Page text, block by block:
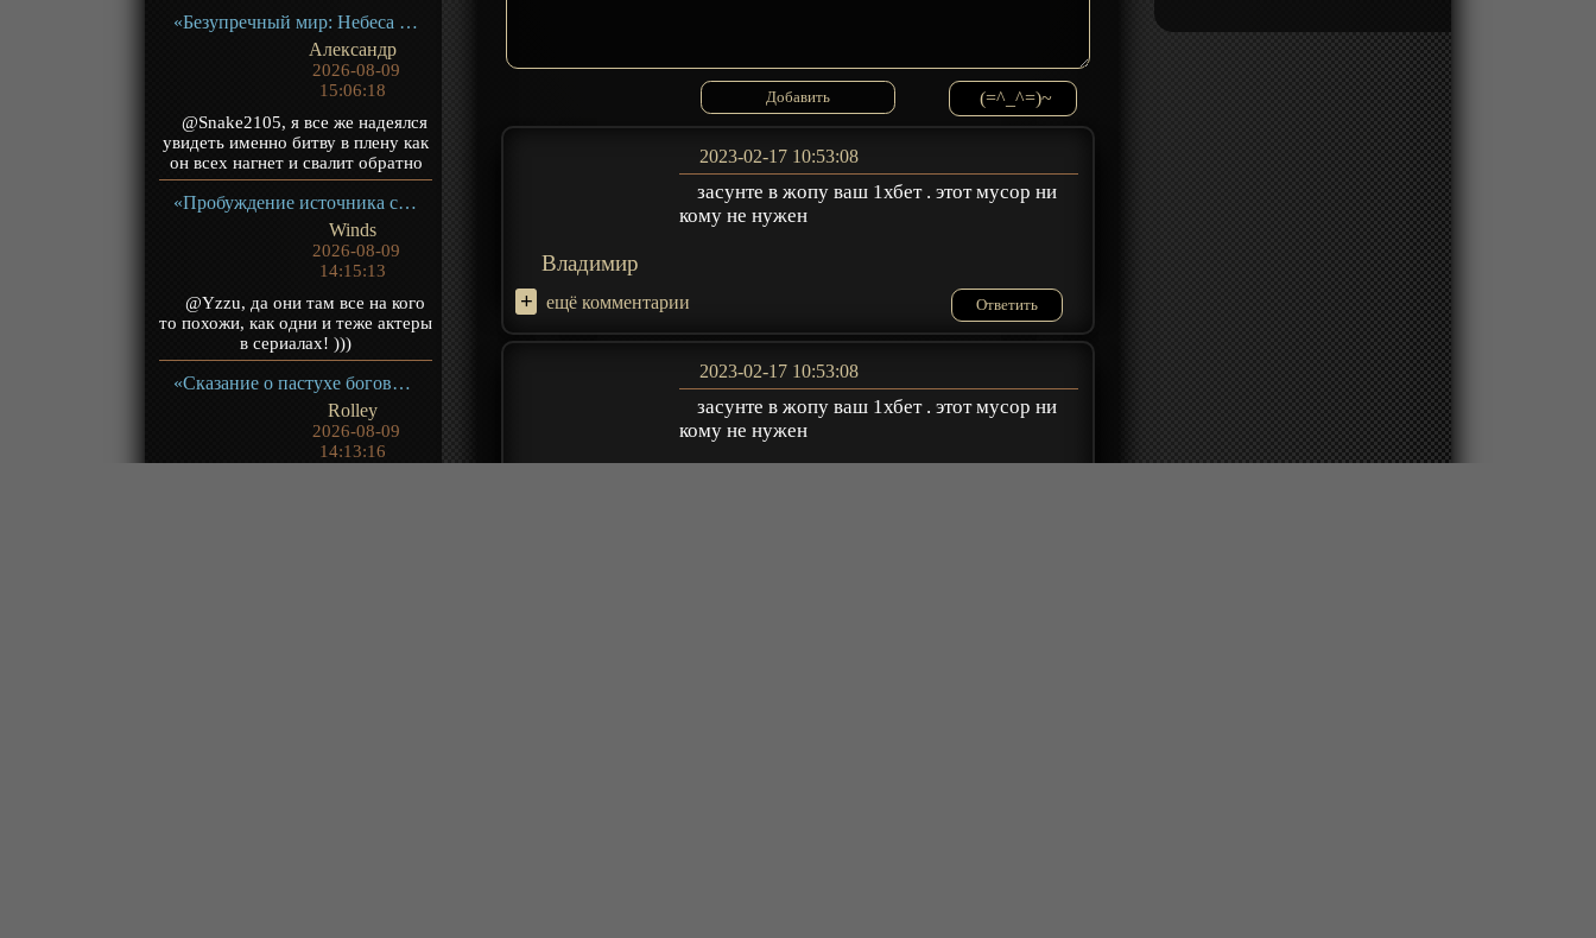
«Безупречный мир: Небеса в огне девяти бедствий» Фильм-2
Александр
2026-08-09
15:06:18
@Snake2105, я все же надеялся
увидеть именно битву в плену как
он всех нагнет и свалит обратно
«Пробуждение источника силы» ТВ-1
Winds
2026-08-09
14:15:13
@Yzzu, да они там все на кого
то похожи, как одни и теже актеры
в сериалах! )))
«Сказание о пастухе богов» ТВ-1
Rolley
2026-08-09
14:13:16
(=^_^=)~
Владимир
2023-02-17 10:53:08
засунте в жопу ваш 1хбет . этот мусор ни
кому не нужен
+ ещё комментарии Ответить
2023-02-17 10:53:08
засунте в жопу ваш 1хбет . этот мусор ни
кому не нужен